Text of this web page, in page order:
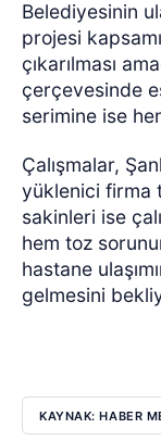
Belediyesinin
projesi
çıkarılması
çerçevesinde
serimine ise
Çalışmalar,
yüklenici firma
sakinleri ise
hem toz
hastane
gelmesini
KAYNAK: HABER